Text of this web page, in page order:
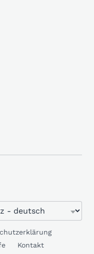
Kontakt